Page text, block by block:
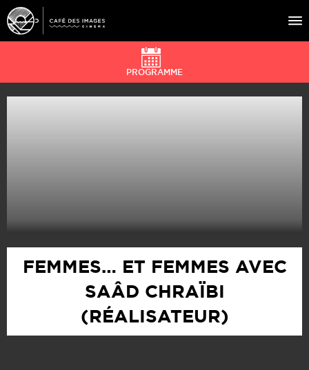
À L’AFFICHE
PROGRAMME
FEMMES… ET FEMMES AVEC
SAÂD CHRAÏBI
(RÉALISATEUR)